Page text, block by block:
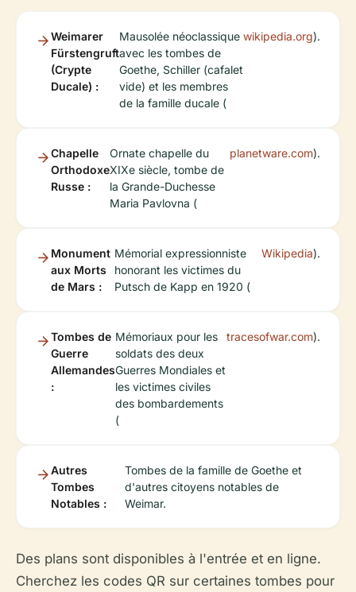
Weimarer
Fürstengruft
(Crypte
Ducale) :
Mausolée néoclassique
avec les tombes de
Goethe, Schiller (cafalet
vide) et les membres
de la famille ducale (
wikipedia.org).
Chapelle
Orthodoxe
Russe :
Ornate chapelle du
XIXe siècle, tombe de
la Grande-Duchesse
Maria Pavlovna (
planetware.com).
Monument
aux Morts
de Mars :
Mémorial expressionniste
honorant les victimes du
Putsch de Kapp en 1920 (
Wikipedia).
Tombes de
Guerre
Allemandes
:
Mémoriaux pour les
soldats des deux
Guerres Mondiales et
les victimes civiles
des bombardements
(
tracesofwar.com).
Autres
Tombes
Notables :
Tombes de la famille de Goethe et
d'autres citoyens notables de
Weimar.
Des plans sont disponibles à l'entrée et en ligne.
Cherchez les codes QR sur certaines tombes pour